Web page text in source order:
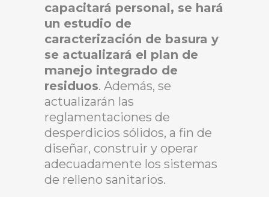
capacitará personal, se hará
un estudio de
caracterización de basura y
se actualizará el plan de
manejo integrado de
residuos. Además, se
actualizarán las
reglamentaciones de
desperdicios sólidos, a fin de
diseñar, construir y operar
adecuadamente los sistemas
de relleno sanitarios.